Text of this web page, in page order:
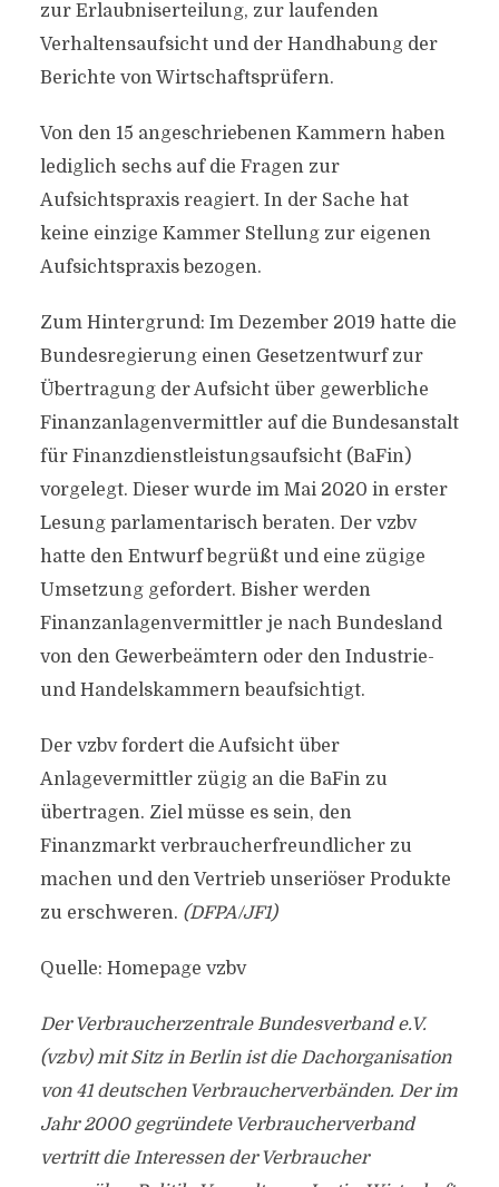
zur Erlaubniserteilung, zur laufenden
Verhaltensaufsicht und der Handhabung der
Berichte von Wirtschaftsprüfern.
Von den 15 angeschriebenen Kammern haben
lediglich sechs auf die Fragen zur
Aufsichtspraxis reagiert. In der Sache hat
keine einzige Kammer Stellung zur eigenen
Aufsichtspraxis bezogen.
Zum Hintergrund: Im Dezember 2019 hatte die
Bundesregierung einen Gesetzentwurf zur
Übertragung der Aufsicht über gewerbliche
Finanzanlagenvermittler auf die Bundesanstalt
für Finanzdienstleistungsaufsicht (BaFin)
vorgelegt. Dieser wurde im Mai 2020 in erster
Lesung parlamentarisch beraten. Der vzbv
hatte den Entwurf begrüßt und eine zügige
Umsetzung gefordert. Bisher werden
Finanzanlagenvermittler je nach Bundesland
von den Gewerbeämtern oder den Industrie-
und Handelskammern beaufsichtigt.
Der vzbv fordert die Aufsicht über
Anlagevermittler zügig an die BaFin zu
übertragen. Ziel müsse es sein, den
Finanzmarkt verbraucherfreundlicher zu
machen und den Vertrieb unseriöser Produkte
zu erschweren. (DFPA/JF1)
Quelle: Homepage vzbv
Der Verbraucherzentrale Bundesverband e.V.
(vzbv) mit Sitz in Berlin ist die Dachorganisation
von 41 deutschen Verbraucherverbänden. Der im
Jahr 2000 gegründete Verbraucherverband
vertritt die Interessen der Verbraucher